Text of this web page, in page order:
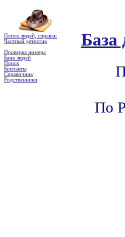
Поиск людей, справки
Частный детектив
Проверка номера
Банк людей
Поиск
Контакты
Справочник
Родственники
База
По